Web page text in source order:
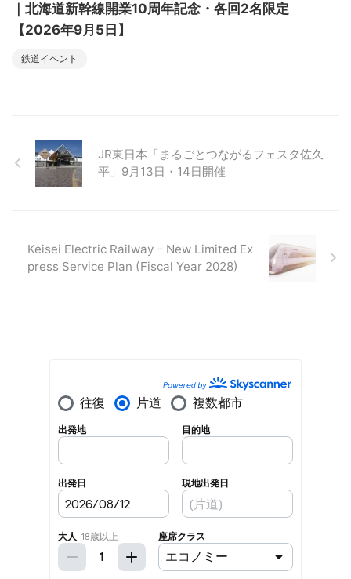
｜北海道新幹線開業10周年記念・各回2名限定
【2026年9月5日】
鉄道イベント
JR東日本「まるごとつながるフェスタ佐久
平」9月13日・14日開催
Keisei Electric Railway – New Limited Ex
press Service Plan (Fiscal Year 2028)